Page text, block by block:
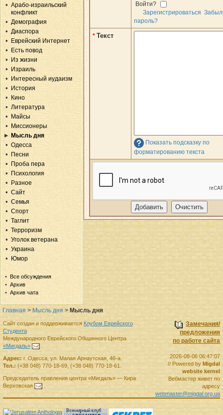
Арабо-израильский
конфликт
Демография
Диаспора
Еврейский Интернет
Есть повод
Из жизни
Израиль
Интересный иудаизм
История
Кино
Литература
Майсы
Миссионеры
Мысль дня
Одесса
Песни
Проба пера
Психология
Разное
Сайт
Семья
Спорт
Таглит
Терроризм
Уголок ветерана
Украина
Юмор
Все обсуждения
Архив
Архив чата
Войти?
Зарегистрироваться
пароль?
* Текст
Показать подсказку по
форматированию текста
Главная > Мысль дня > Мысль дня
Замечания/
предложения
по работе сайта
2026-08-06 06:47:07
// Powered byMigdal
website kernel
Вебмастер живет по
адресу
webmaster@migdal.org.ua
Сайт создан и поддерживается Клубом Еврейского
Студента
Международного Еврейского Общинного Центра
«Мигдаль»
.
Адрес: г. Одесса, ул. Малая Арнаутская, 46-а.
Тел.: (+38 048) 770-18-69, (+38 048) 770-18-61
Председатель правленияцентра «Мигдаль»— Кира
Верховская
.